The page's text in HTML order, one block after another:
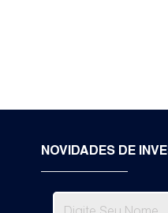
NOVIDADES DE